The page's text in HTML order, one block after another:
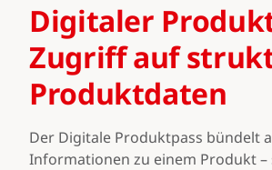
Digitaler
Zugriff auf
Produktdaten
Der Digitale Produktpass bündelt
Informationen zu einem Produkt